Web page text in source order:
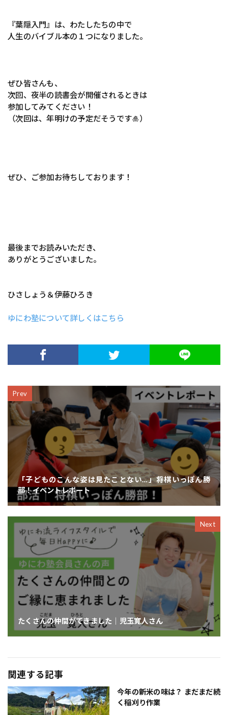
『葉隠入門』は、わたしたちの中で
人生のバイブル本の１つになりました。
ぜひ皆さんも、
次回、夜半の読書会が開催されるときは
参加してみてください！
（次回は、年明けの予定だそうです🎍）
ぜひ、ご参加お待ちしております！
最後までお読みいただき、
ありがとうございました。
ひさしょう＆伊藤ひろき
ゆにわ塾について詳しくはこちら
Prev
「子どものこんな姿は見たことない…」将棋いっぽん勝
部！イベントレポート
Next
たくさんの仲間ができました｜児玉寛人さん
関連する記事
今年の新米の味は？ まだまだ続
く稲刈り作業